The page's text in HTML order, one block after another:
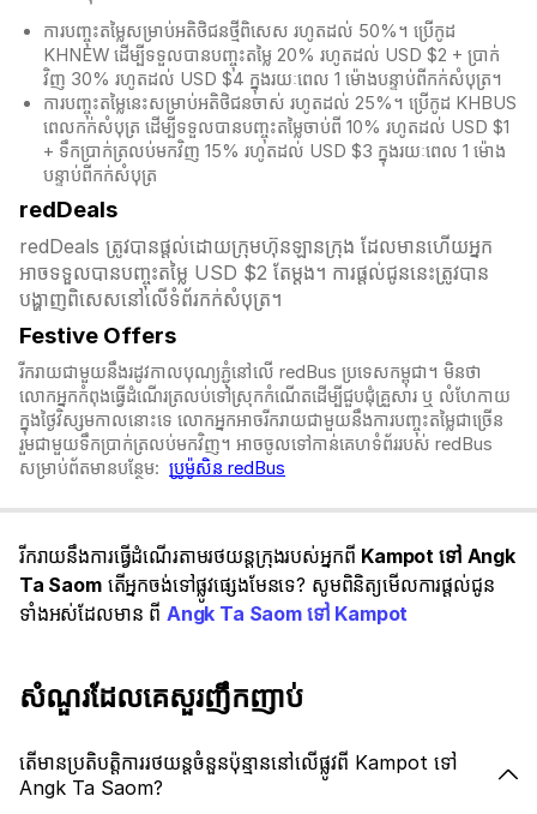
ការបញ្ចុះតម្លៃសម្រាប់អតិថិជនថ្មីពិសេស រហូតដល់ 50%។ ប្រើកូដ
KHNEW ដើម្បីទទួលបានបញ្ចុះតម្លៃ 20% រហូតដល់ USD $2 + ប្រាក់
វិញ 30% រហូតដល់ USD $4 ក្នុងរយៈពេល 1 ម៉ោងបន្ទាប់ពីកក់សំបុត្រ។
ការបញ្ចុះតម្លៃនេះសម្រាប់អតិថិជនចាស់ រហូតដល់ 25%។ ប្រើកូដ KHBUS
ពេលកក់សំបុត្ រ ដើម្បីទទួលបានបញ្ចុះតម្លៃចាប់ពី 10% រហូតដល់ USD $1
+ ទឹកប្រាក់ត្រលប់មកវិញ 15% រហូតដល់ USD $3 ក្នុងរយៈពេល 1 ម៉ោង
បន្ទាប់ពីកក់សំបុត្
redDeals
redDeals ត្រូវបានផ្តល់ដោយក្រុមហ៊ុនឡានក្រុង ដែលមានហើយអ្នក
អាចទទួលបានបញ្ចុះតម្លៃ USD $2 តែម្ដង។ ការផ្តល់ជូននេះត្រូវបាន
បង្ហាញពិសេសនៅលើទំព័រកក់សំបុត្រ។​​
Festive Offers
រីករាយជាមួយនឹងរដូវកាលបុណ្យភ្ជុំ​នៅលើ redBus ប្រទេសកម្ពុជា។ មិនថា
លោកអ្នកកំពុងធ្វើដំណើរត្រលប់ទៅស្រុកកំណើតដើម្បីជួបជុំគ្រួសារ ឬ លំហែកាយ
ក្នុងថ្ងៃវិស្សមកាលនោះទេ លោកអ្នកអាចរីករាយជាមួយនឹងការបញ្ចុះតម្លៃជាច្រើន
រួមជាមួយទឹកប្រាក់ត្រលប់មកវិញ។ អាចចូលទៅកាន់គេហទំព័ររបស់ redBus
សម្រាប់ព័តមានបន្ថែម: ប្រូម៉ូសិន redBus
រីករាយនឹងការធ្វើដំណើរតាមរថយន្តក្រុងរបស់អ្នកពី Kampot ទៅ Angk
Ta Saomតើអ្នកចង់ទៅផ្លូវផ្សេងមែនទេ? សូមពិនិត្យមើលការផ្តល់ជូន
ទាំងអស់ដែលមាន ពីAngk Ta Saom ទៅ Kampot
សំណួរដែលគេសួរញឹកញាប់
តើមានប្រតិបត្តិការរថយន្តចំនួនប៉ុន្មាននៅលើផ្លូវពី Kampot ទៅ
Angk Ta Saom?